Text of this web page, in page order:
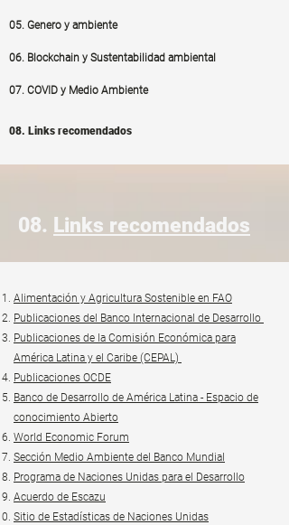
05. Genero y ambiente
06. Blockchain y Sustentabilidad ambiental
07. COVID y Medio Ambiente
08. Links recomendados
08. Links recomendados
Alimentación y Agricultura Sostenible en FAO
Publicaciones del Banco Internacional de Desarrollo
Publicaciones de la Comisión Económica para
América Latina y el Caribe (CEPAL)
Publicaciones OCDE
Banco de Desarrollo de América Latina - Espacio de
conocimiento Abierto
World Economic Forum
Sección Medio Ambiente del Banco Mundial
Programa de Naciones Unidas para el Desarrollo
Acuerdo de Escazu
Sitio de Estadísticas de Naciones Unidas